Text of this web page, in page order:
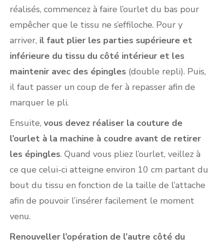
réalisés, commencez à faire l’ourlet du bas pour
empêcher que le tissu ne s’effiloche. Pour y
arriver, il faut plier les parties supérieure et
inférieure du tissu du côté intérieur et les
maintenir avec des épingles (double repli). Puis,
il faut passer un coup de fer à repasser afin de
marquer le pli.
Ensuite, vous devez réaliser la couture de
l’ourlet à la machine à coudre avant de retirer
les épingles. Quand vous pliez l’ourlet, veillez à
ce que celui-ci atteigne environ 10 cm partant du
bout du tissu en fonction de la taille de l’attache
afin de pouvoir l’insérer facilement le moment
venu.
Renouveller l’opération de l’autre côté du